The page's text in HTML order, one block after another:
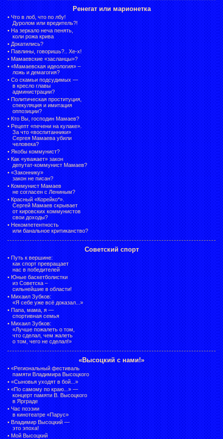
Ренегат или марионетка
• Что в лоб, что по лбу!
Дуролом или вредитель?!
• На зеркало неча пенять,
коли рожа крива
• Докатились?
• Павлины, говоришь?.. Хе-х!
• Мамаевские «засланцы»?
• «Мамаевская идеология» –
ложь и демагогия?
• Со скамьи подсудимых —
в кресло главы
администрации?
• Политическая проституция,
спекуляция и имитация
оппозиции?
• Кто Вы, господин Мамаев?
• Рецепт «печени на кулаке».
За что «воспитанники»
Сергея Мамаева убили
человека?
• Якобы коммунист?
• Как «уважает» закон
депутат-коммунист Мамаев?
• «Законнику»
закон не писан?
• Коммунист Мамаев
не согласен с Лениным?
• Красный «Корейко*».
Сергей Мамаев скрывает
от кировских коммунистов
свои доходы?
• Некомпетентность
или банальное критиканство?
Советский спорт
• Путь к вершине:
как спорт превращает
нас в победителей
• Юные баскетболистки
из Советска –
сильнейшие в области!
• Михаил Зубков:
«Я себе уже всё доказал...»
• Папа, мама, я —
спортивная семья
• Михаил Зубков:
«Лучше пожалеть о том,
что сделал, чем жалеть
о том, чего не сделал!»
«Высоцкий с нами!»
• «Региональный фестиваль
памяти Владимира Высоцкого
• «Сыновья уходят в бой...»
• «По самому по краю...» —
концерт памяти В. Высоцкого
в Ярграде
• Час поэзии
в кинотеатре «Парус»
• Владимир Высоцкий —
это эпоха!
• Мой Высоцкий